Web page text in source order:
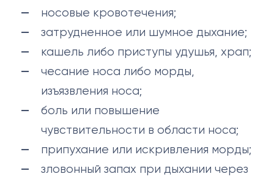
носовые кровотечения;
затрудненное или шумное дыхание;
кашель либо приступы удушья, храп;
чесание носа либо морды,
изъязвления носа;
боль или повышение
чувствительности в области носа;
припухание или искривления морды;
зловонный запах при дыхании через